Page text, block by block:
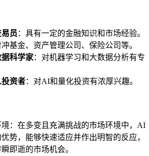
员 ：具有一定的金融知识和市场经验。
冲基金、资产管理公司、保险公司等。
科学家：对机器学习和大数据分析有专
资者：对AI和量化投资有浓厚兴趣。
：在多变且充满挑战的市场环境中，AI
势，能够快速适应并作出明智的反应，
即逝的市场机会。